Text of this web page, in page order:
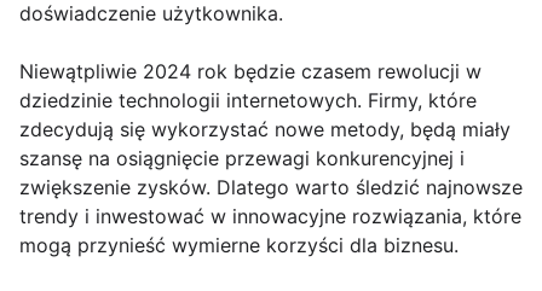
doświadczenie użytkownika.
Niewątpliwie 2024 rok będzie czasem rewolucji w
dziedzinie technologii internetowych. Firmy, które
zdecydują się wykorzystać nowe metody, będą miały
szansę na osiągnięcie przewagi konkurencyjnej i
zwiększenie zysków. Dlatego warto śledzić najnowsze
trendy i inwestować w innowacyjne rozwiązania, które
mogą przynieść wymierne korzyści dla biznesu.